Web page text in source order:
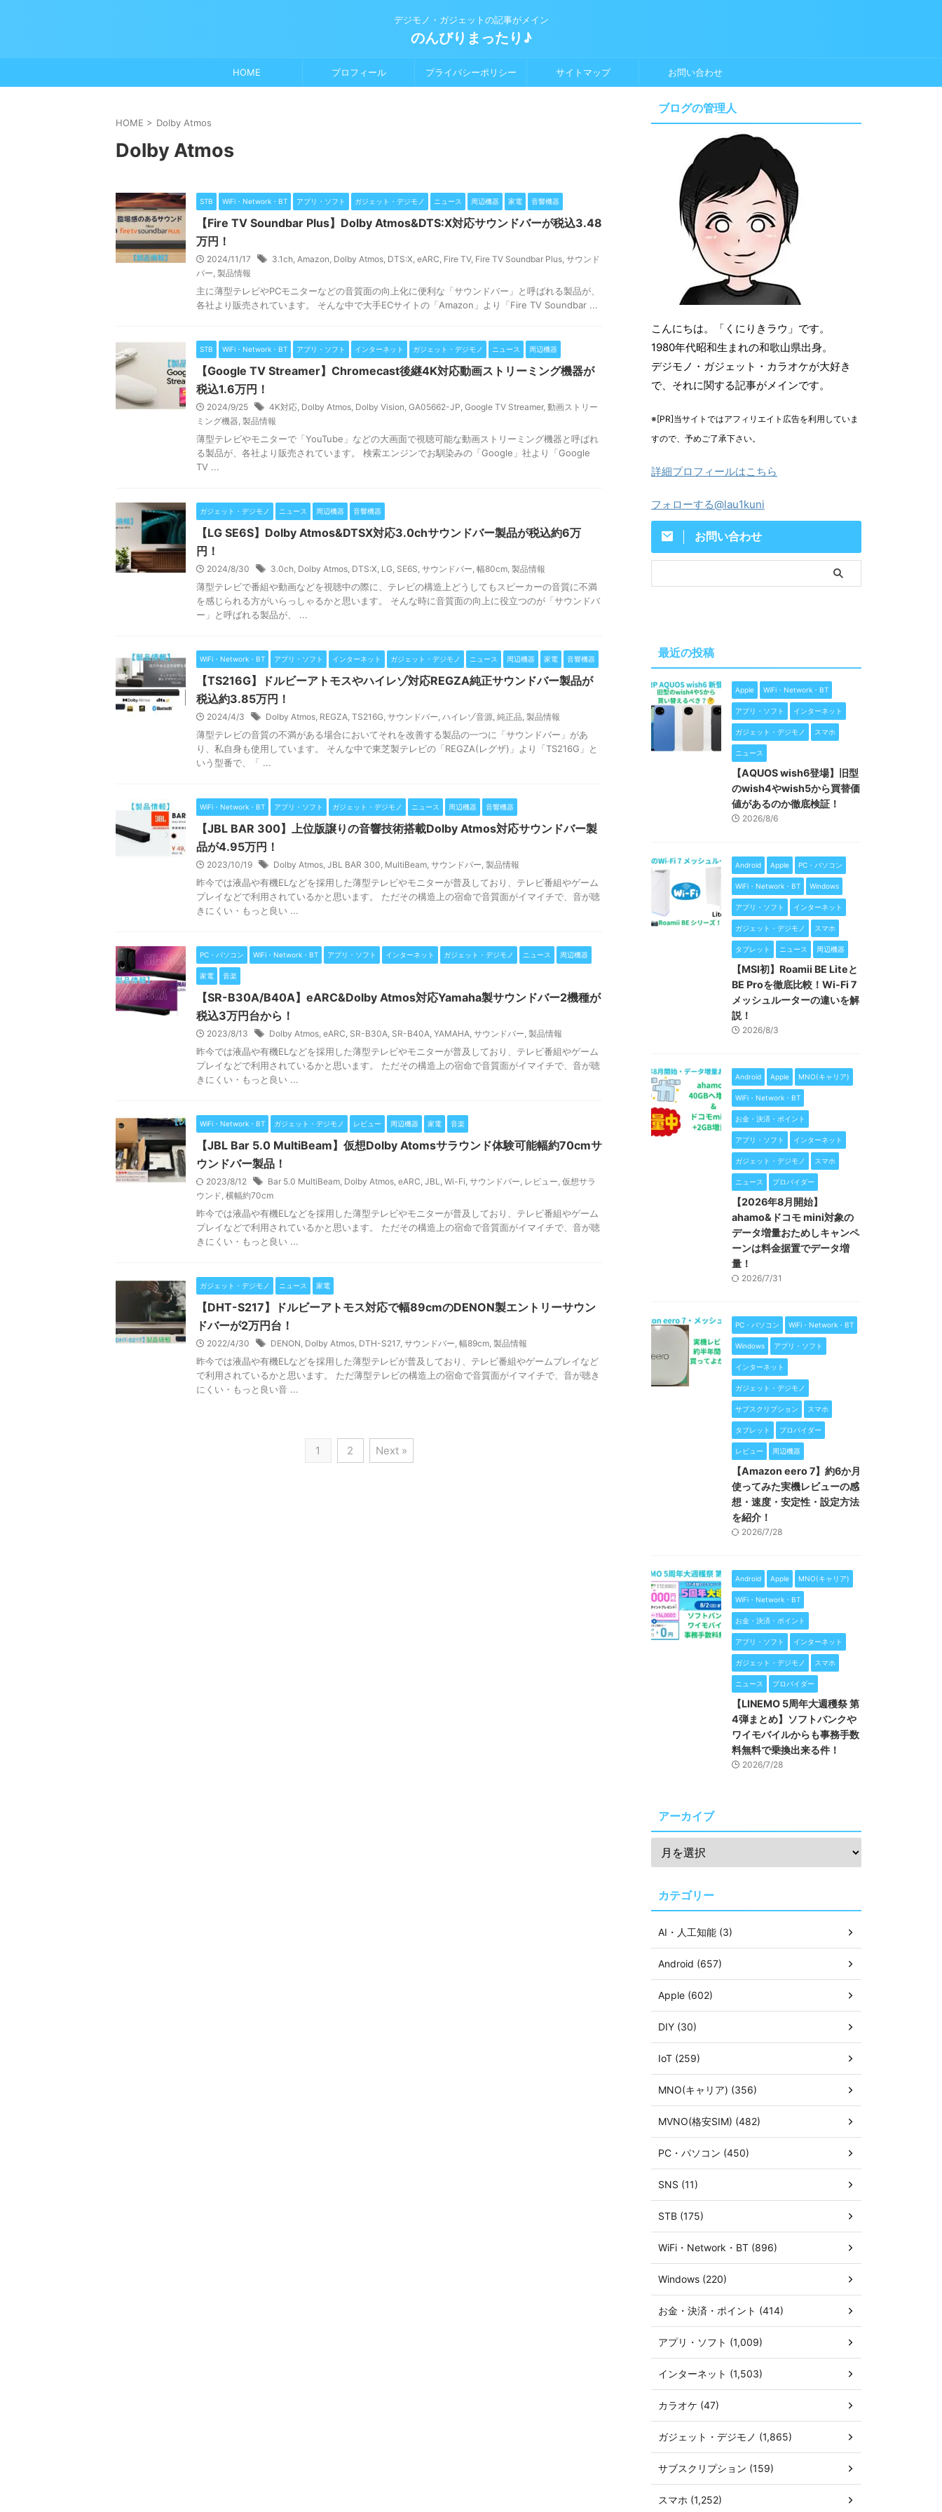
デジモノ・ガジェットの記事がメイン
のんびりまったり♪
HOME プロフィール プライバシーポリシー サイトマップ お問い合わせ
HOME > Dolby Atmos
Dolby Atmos
STB WiFi・Network・BT アプリ・ソフト ガジェット・デジモノ ニュース 周辺機器 家電 音響機器
【Fire TV Soundbar Plus】Dolby Atmos&DTS:X対応サウンドバーが税込3.48
万円！
2024/11/17 3.1ch, Amazon, Dolby Atmos, DTS:X, eARC, Fire TV, Fire TV Soundbar Plus, サウンド
バー, 製品情報
主に薄型テレビやPCモニターなどの音質面の向上化に便利な「サウンドバー」と呼ばれる製品が、
各社より販売されています。 そんな中で大手ECサイトの「Amazon」より「Fire TV Soundbar ...
STB WiFi・Network・BT アプリ・ソフト インターネット ガジェット・デジモノ ニュース 周辺機器
【Google TV Streamer】Chromecast後継4K対応動画ストリーミング機器が
税込1.6万円！
2024/9/25 4K対応, Dolby Atmos, Dolby Vision, GA05662-JP, Google TV Streamer, 動画ストリー
ミング機器, 製品情報
薄型テレビやモニターで「YouTube」などの大画面で視聴可能な動画ストリーミング機器と呼ばれ
る製品が、各社より販売されています。 検索エンジンでお馴染みの「Google」社より「Google
TV ...
ガジェット・デジモノ ニュース 周辺機器 音響機器
【LG SE6S】Dolby Atmos&DTSX対応3.0chサウンドバー製品が税込約6万
円！
2024/8/30 3.0ch, Dolby Atmos, DTS:X, LG, SE6S, サウンドバー, 幅80cm, 製品情報
薄型テレビで番組や動画などを視聴中の際に、テレビの構造上どうしてもスピーカーの音質に不満
を感じられる方がいらっしゃるかと思います。 そんな時に音質面の向上に役立つのが「サウンドバ
ー」と呼ばれる製品が、 ...
WiFi・Network・BT アプリ・ソフト インターネット ガジェット・デジモノ ニュース 周辺機器 家電 音響機器
【TS216G】ドルビーアトモスやハイレゾ対応REGZA純正サウンドバー製品が
税込約3.85万円！
2024/4/3 Dolby Atmos, REGZA, TS216G, サウンドバー, ハイレゾ音源, 純正品, 製品情報
薄型テレビの音質の不満がある場合においてそれを改善する製品の一つに「サウンドバー」があ
り、私自身も使用しています。 そんな中で東芝製テレビの「REGZA(レグザ)」より「TS216G」と
いう型番で、「 ...
WiFi・Network・BT アプリ・ソフト ガジェット・デジモノ ニュース 周辺機器 音響機器
【JBL BAR 300】上位版譲りの音響技術搭載Dolby Atmos対応サウンドバー製
品が4.95万円！
2023/10/19 Dolby Atmos, JBL BAR 300, MultiBeam, サウンドバー, 製品情報
昨今では液晶や有機ELなどを採用した薄型テレビやモニターが普及しており、テレビ番組やゲーム
プレイなどで利用されているかと思います。 ただその構造上の宿命で音質面がイマイチで、音が聴
きにくい・もっと良い ...
PC・パソコン WiFi・Network・BT アプリ・ソフト インターネット ガジェット・デジモノ ニュース 周辺機器
家電 音楽
【SR-B30A/B40A】eARC&Dolby Atmos対応Yamaha製サウンドバー2機種が
税込3万円台から！
2023/8/13 Dolby Atmos, eARC, SR-B30A, SR-B40A, YAMAHA, サウンドバー, 製品情報
昨今では液晶や有機ELなどを採用した薄型テレビやモニターが普及しており、テレビ番組やゲーム
プレイなどで利用されているかと思います。 ただその構造上の宿命で音質面がイマイチで、音が聴
きにくい・もっと良い ...
WiFi・Network・BT ガジェット・デジモノ レビュー 周辺機器 家電 音楽
【JBL Bar 5.0 MultiBeam】仮想Dolby Atomsサラウンド体験可能幅約70cmサ
ウンドバー製品！
2023/8/12 Bar 5.0 MultiBeam, Dolby Atmos, eARC, JBL, Wi-Fi, サウンドバー, レビュー, 仮想サラ
ウンド, 横幅約70cm
昨今では液晶や有機ELなどを採用した薄型テレビやモニターが普及しており、テレビ番組やゲーム
プレイなどで利用されているかと思います。 ただその構造上の宿命で音質面がイマイチで、音が聴
きにくい・もっと良い ...
ガジェット・デジモノ ニュース 家電
【DHT-S217】ドルビーアトモス対応で幅89cmのDENON製エントリーサウン
ドバーが2万円台！
2022/4/30 DENON, Dolby Atmos, DTH-S217, サウンドバー, 幅89cm, 製品情報
昨今では液晶や有機ELなどを採用した薄型テレビが普及しており、テレビ番組やゲームプレイなど
で利用されているかと思います。 ただ薄型テレビの構造上の宿命で音質面がイマイチで、音が聴き
にくい・もっと良い音 ...
1 2 Next »
ブログの管理人
こんにちは。「くにりきラウ」です。
1980年代昭和生まれの和歌山県出身。
デジモノ・ガジェット・カラオケが大好き
で、それに関する記事がメインです。
※[PR]当サイトではアフィリエイト広告を利用していま
すので、予めご了承下さい。
詳細プロフィールはこちら
フォローする@lau1kuni
お問い合わせ
最近の投稿
Apple WiFi・Network・BT
アプリ・ソフト インターネット
ガジェット・デジモノ スマホ
ニュース
【AQUOS wish6登場】旧型
のwish4やwish5から買替価
値があるのか徹底検証！
2026/8/6
Android Apple PC・パソコン
WiFi・Network・BT Windows
アプリ・ソフト インターネット
ガジェット・デジモノ スマホ
タブレット ニュース 周辺機器
【MSI初】Roamii BE Liteと
BE Proを徹底比較！Wi-Fi 7
メッシュルーターの違いを解
説！
2026/8/3
Android Apple MNO(キャリア)
WiFi・Network・BT
お金・決済・ポイント
アプリ・ソフト インターネット
ガジェット・デジモノ スマホ
ニュース プロバイダー
【2026年8月開始】
ahamo&ドコモ mini対象の
データ増量おためしキャンペ
ーンは料金据置でデータ増
量！
2026/7/31
PC・パソコン WiFi・Network・BT
Windows アプリ・ソフト
インターネット
ガジェット・デジモノ
サブスクリプション スマホ
タブレット プロバイダー
レビュー 周辺機器
【Amazon eero 7】約6か月
使ってみた実機レビューの感
想・速度・安定性・設定方法
を紹介！
2026/7/28
Android Apple MNO(キャリア)
WiFi・Network・BT
お金・決済・ポイント
アプリ・ソフト インターネット
ガジェット・デジモノ スマホ
ニュース プロバイダー
【LINEMO 5周年大週穫祭 第
4弾まとめ】ソフトバンクや
ワイモバイルからも事務手数
料無料で乗換出来る件！
2026/7/28
アーカイブ
カテゴリー
AI・人工知能 (3)
Android (657)
Apple (602)
DIY (30)
IoT (259)
MNO(キャリア) (356)
MVNO(格安SIM) (482)
PC・パソコン (450)
SNS (11)
STB (175)
WiFi・Network・BT (896)
Windows (220)
お金・決済・ポイント (414)
アプリ・ソフト (1,009)
インターネット (1,503)
カラオケ (47)
ガジェット・デジモノ (1,865)
サブスクリプション (159)
スマホ (1,252)